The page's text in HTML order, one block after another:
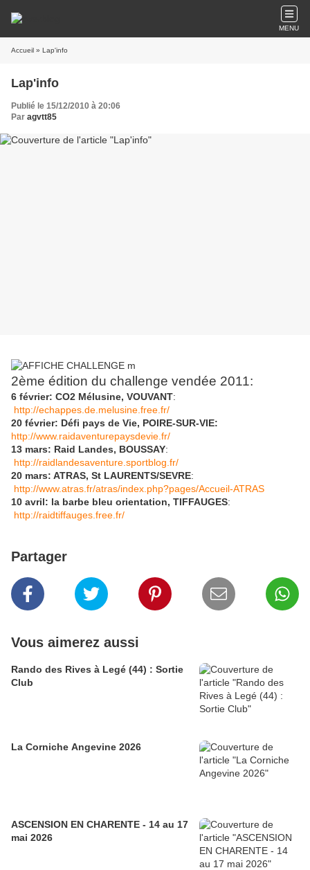
MENU
Accueil » Lap'info
Lap'info
Publié le 15/12/2010 à 20:06
Par agvtt85
2ème édition du challenge vendée 2011:
6 février: CO2 Mélusine, VOUVANT:
http://echappes.de.melusine.free.fr/
20 février: Défi pays de Vie, POIRE-SUR-VIE:
http://www.raidaventurepaysdevie.fr/
13 mars: Raid Landes, BOUSSAY:
http://raidlandesaventure.sportblog.fr/
20 mars: ATRAS, St LAURENTS/SEVRE:
http://www.atras.fr/atras/index.php?pages/Accueil-ATRAS
10 avril: la barbe bleu orientation, TIFFAUGES:
http://raidtiffauges.free.fr/
Partager
Vous aimerez aussi
Rando des Rives à Legé (44) : Sortie
Club
La Corniche Angevine 2026
ASCENSION EN CHARENTE - 14 au 17
mai 2026